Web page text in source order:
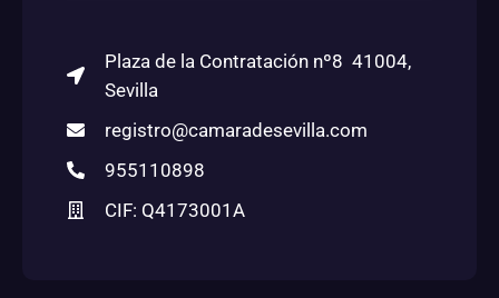
Plaza de la Contratación nº8 41004,
Sevilla
registro@camaradesevilla.com
955110898
CIF: Q4173001A